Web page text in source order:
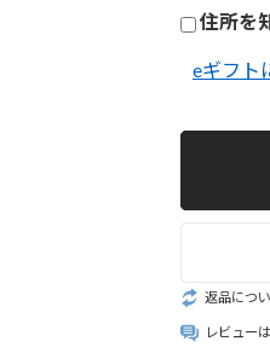
ー
フルーツイ
住所を
eギフト
返品につ
レビュー